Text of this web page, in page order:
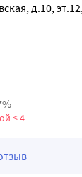
д.10,
< 4